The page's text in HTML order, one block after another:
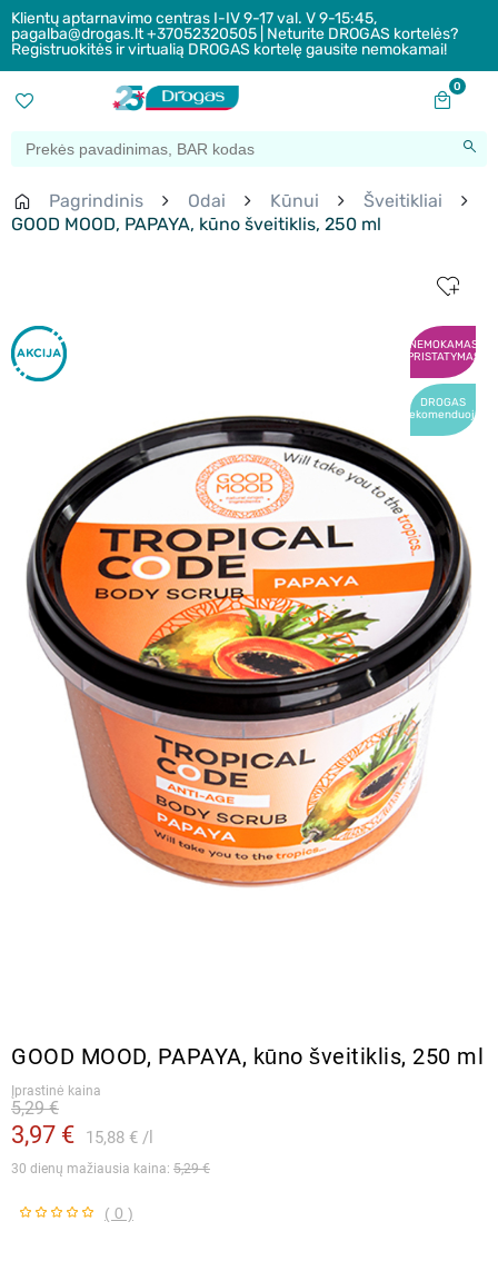
Klientų aptarnavimo centras I-IV 9-17 val. V 9-15:45,
pagalba@drogas.lt +37052320505 | Neturite DROGAS kortelės?
Registruokitės ir virtualią DROGAS kortelę gausite nemokamai!
0
Pagrindinis Odai Kūnui
Šveitikliai
GOOD MOOD, PAPAYA, kūno šveitiklis, 250 ml
NEMOKAMAS
PRISTATYMAS
DROGAS
rekomenduoja
GOOD MOOD, PAPAYA, kūno šveitiklis, 250 ml
Įprastinė kaina
3,97 € 15,88 €
5,29 €
30 dienų mažiausia kaina: 5,29 €
( 0 )